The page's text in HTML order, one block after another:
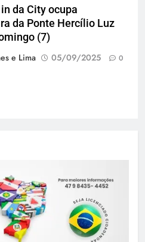
da City ocupa
da Ponte Hercílio Luz
(7)
e Lima
05/09/2025 0